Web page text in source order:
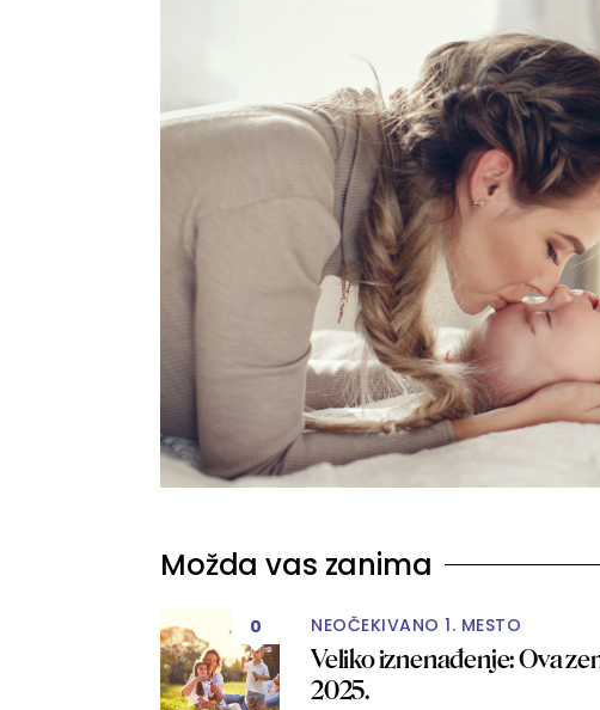
Možda vas zanima
0 NEOČEKIVANO 1. MESTO
Veliko iznenađenje: Ova
2025.